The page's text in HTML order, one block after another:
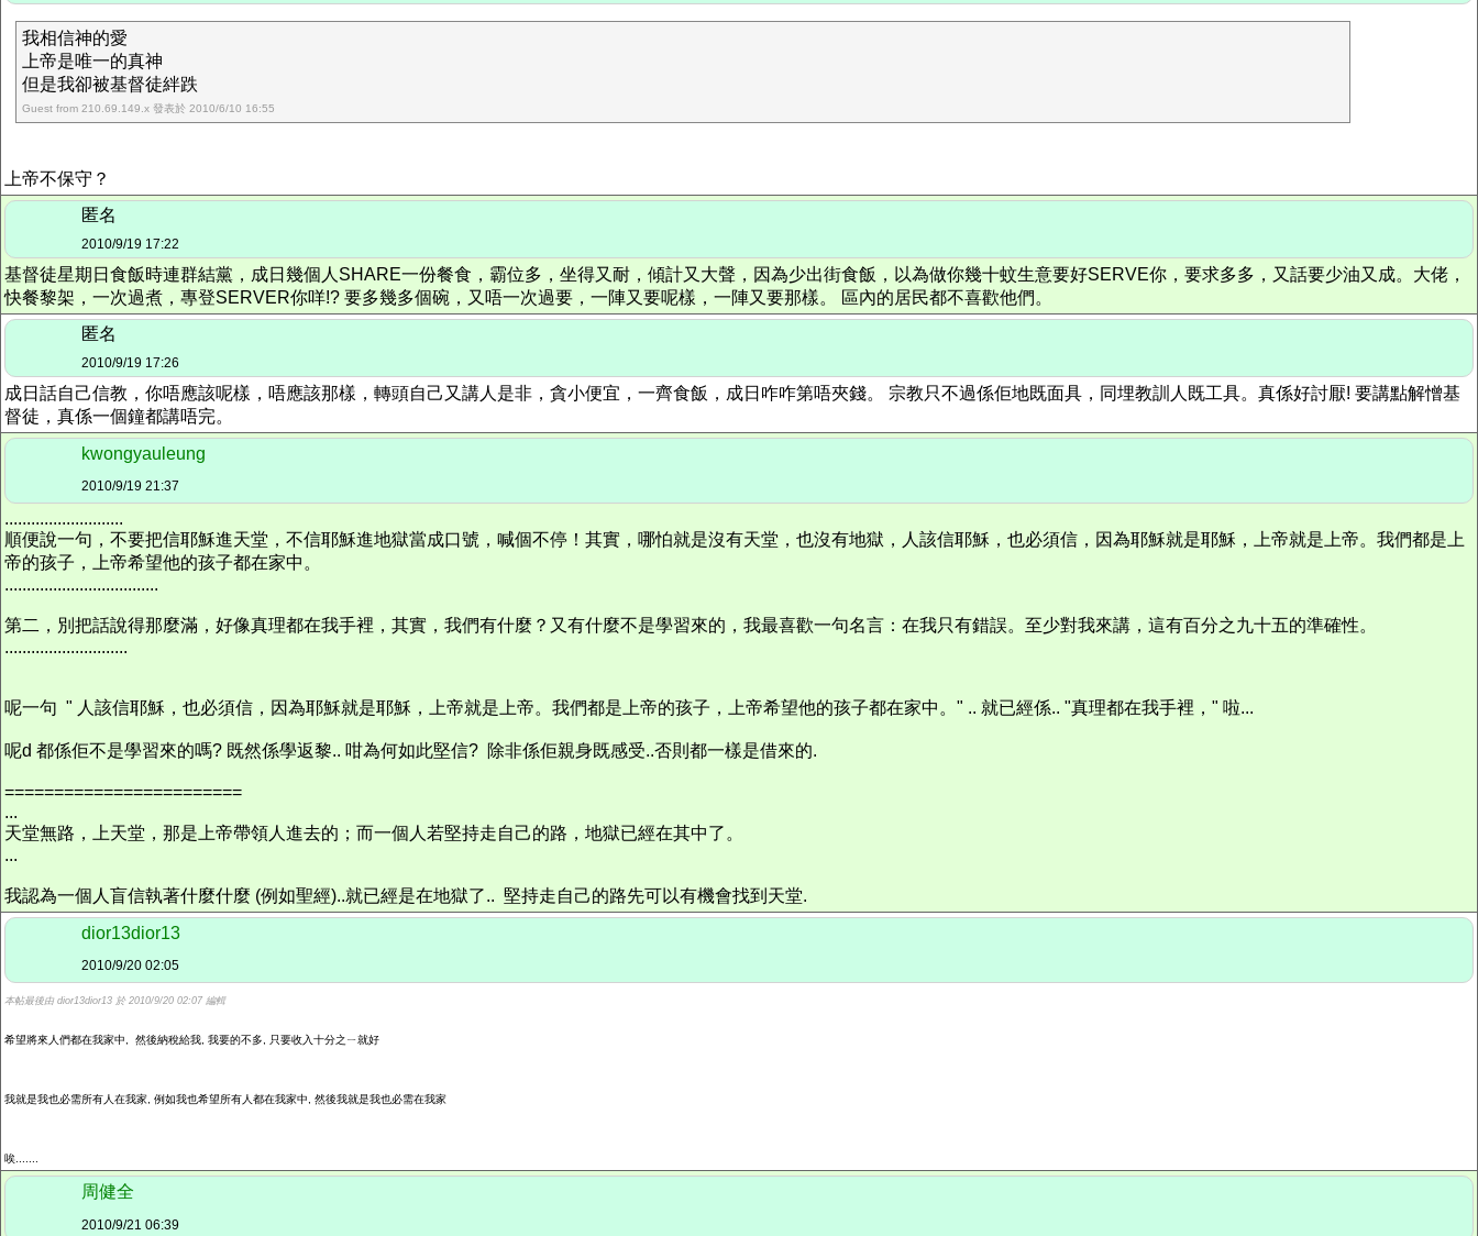
我相信神的愛
上帝是唯一的真神
但是我卻被基督徒絆跌
Guest from 210.69.149.x 發表於 2010/6/10 16:55
上帝不保守？
匿名
2010/9/19 17:22
基督徒星期日食飯時連群結黨，成日幾個人SHARE一份餐食，霸位多，坐得又耐，傾計又大聲，因為少出街食飯，以為做你幾十蚊生意要好SERVE你，要求多多，又話要少油又成。大佬，
快餐黎架，一次過煮，專登SERVER你咩!? 要多幾多個碗，又唔一次過要，一陣又要呢樣，一陣又要那樣。 區內的居民都不喜歡他們。
匿名
2010/9/19 17:26
成日話自己信教，你唔應該呢樣，唔應該那樣，轉頭自己又講人是非，貪小便宜，一齊食飯，成日咋咋第唔夾錢。 宗教只不過係佢地既面具，同埋教訓人既工具。真係好討厭! 要講點解憎基
督徒，真係一個鐘都講唔完。
kwongyauleung
2010/9/19 21:37
...........................
順便說一句，不要把信耶穌進天堂，不信耶穌進地獄當成口號，喊個不停！其實，哪怕就是沒有天堂，也沒有地獄，人該信耶穌，也必須信，因為耶穌就是耶穌，上帝就是上帝。我們都是上
帝的孩子，上帝希望他的孩子都在家中。
...................................
第二，別把話說得那麼滿，好像真理都在我手裡，其實，我們有什麼？又有什麼不是學習來的，我最喜歡一句名言：在我只有錯誤。至少對我來講，這有百分之九十五的準確性。
............................
呢一句 " 人該信耶穌，也必須信，因為耶穌就是耶穌，上帝就是上帝。我們都是上帝的孩子，上帝希望他的孩子都在家中。" .. 就已經係.. "真理都在我手裡，" 啦...
呢d 都係佢不是學習來的嗎? 既然係學返黎.. 咁為何如此堅信? 除非係佢親身既感受..否則都一樣是借來的.
========================
...
天堂無路，上天堂，那是上帝帶領人進去的；而一個人若堅持走自己的路，地獄已經在其中了。
...
我認為一個人盲信執著什麼什麼 (例如聖經)..就已經是在地獄了.. 堅持走自己的路先可以有機會找到天堂.
dior13dior13
2010/9/20 02:05
本帖最後由 dior13dior13 於 2010/9/20 02:07 編輯
希望將來人們都在我家中, 然後納稅給我, 我要的不多, 只要收入十分之ㄧ就好
我就是我也必需所有人在我家, 例如我也希望所有人都在我家中, 然後我就是我也必需在我家
唉.......
周健全
2010/9/21 06:39